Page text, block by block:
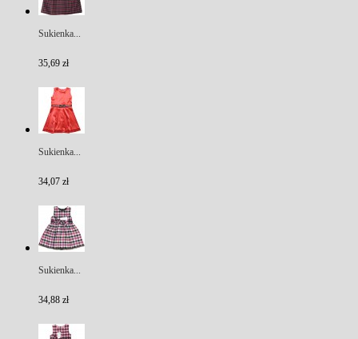
Sukienka...
35,69 zł
Sukienka...
34,07 zł
Sukienka...
34,88 zł